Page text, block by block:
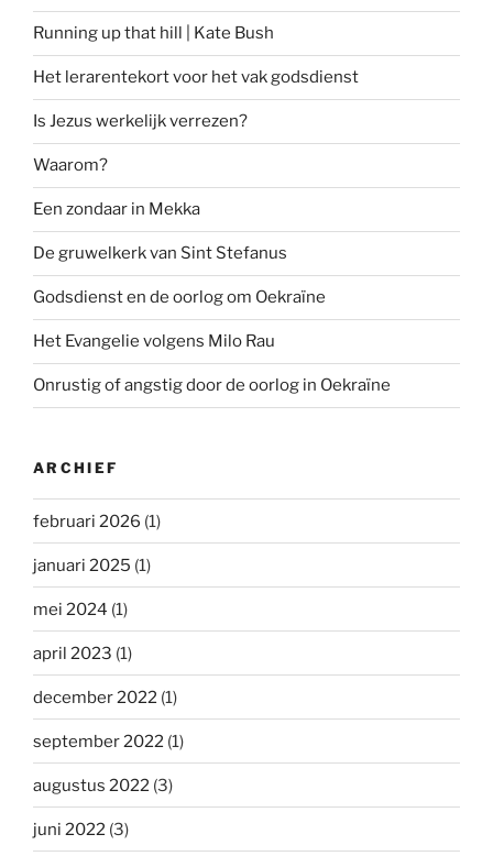
Running up that hill | Kate Bush
Het lerarentekort voor het vak godsdienst
Is Jezus werkelijk verrezen?
Waarom?
Een zondaar in Mekka
De gruwelkerk van Sint Stefanus
Godsdienst en de oorlog om Oekraïne
Het Evangelie volgens Milo Rau
Onrustig of angstig door de oorlog in Oekraïne
ARCHIEF
februari 2026 (1)
januari 2025 (1)
mei 2024 (1)
april 2023 (1)
december 2022 (1)
september 2022 (1)
augustus 2022 (3)
juni 2022 (3)